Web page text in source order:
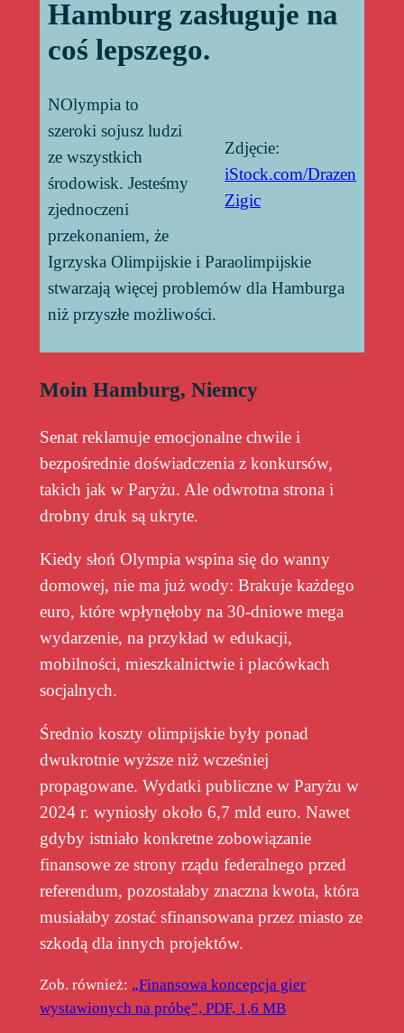
Hamburg zasługuje na
coś lepszego.
Zdjęcie:
iStock.com/Drazen
Zigic
NOlympia to
szeroki sojusz ludzi
ze wszystkich
środowisk. Jesteśmy
zjednoczeni
przekonaniem, że
Igrzyska Olimpijskie i Paraolimpijskie
stwarzają więcej problemów dla Hamburga
niż przyszłe możliwości.
Moin Hamburg, Niemcy
Senat reklamuje emocjonalne chwile i
bezpośrednie doświadczenia z konkursów,
takich jak w Paryżu. Ale odwrotna strona i
drobny druk są ukryte.
Kiedy słoń Olympia wspina się do wanny
domowej, nie ma już wody: Brakuje każdego
euro, które wpłynęłoby na 30-dniowe mega
wydarzenie, na przykład w edukacji,
mobilności, mieszkalnictwie i placówkach
socjalnych.
Średnio koszty olimpijskie były ponad
dwukrotnie wyższe niż wcześniej
propagowane. Wydatki publiczne w Paryżu w
2024 r. wyniosły około 6,7 mld euro. Nawet
gdyby istniało konkretne zobowiązanie
finansowe ze strony rządu federalnego przed
referendum, pozostałaby znaczna kwota, która
musiałaby zostać sfinansowana przez miasto ze
szkodą dla innych projektów.
Zob. również: „Finansowa koncepcja gier
wystawionych na próbę”, PDF, 1,6 MB